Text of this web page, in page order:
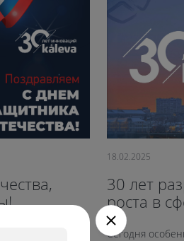
18.02.2025
30 лет
роста в
Сегодня